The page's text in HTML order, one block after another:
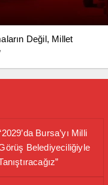
Değil, Millet
Bursa’yı Milli
Belediyeciliğiyle